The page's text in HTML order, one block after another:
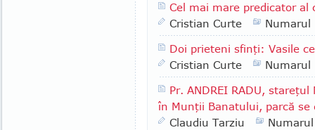
Cel mai mare predicator al
Cristian Curte
Numarul
Doi prieteni sfinţi: Vasile
Cristian Curte
Numarul
Pr. ANDREI RADU,
în Munţii Banatului, parcă se
Claudiu Tarziu